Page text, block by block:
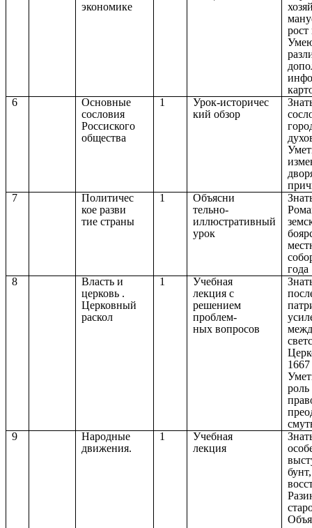
экономике
рост
6
Основные
сословия
Россиского
общества
1
Урок-историчес
кий обзор
7
Политичес
кое разви
тие страны
1
Объясни
тельно-
иллюстративный
урок
года
8
Власть и
церковь .
Церковный
раскол
1
Учебная
лекция с
решением
проблем-
ных вопросов
1667
роль
9
Народные
движения.
1
Учебная
лекция